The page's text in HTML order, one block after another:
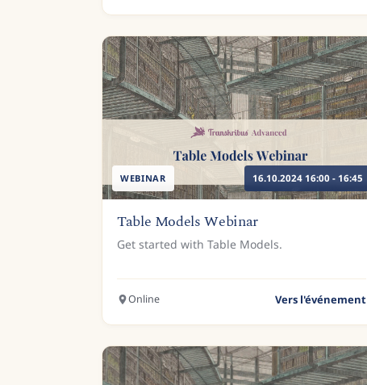
WEBINAR 16.10.2024 16:00 - 16:45
Table Models Webinar
Get started with Table Models.
Online Vers l'événement